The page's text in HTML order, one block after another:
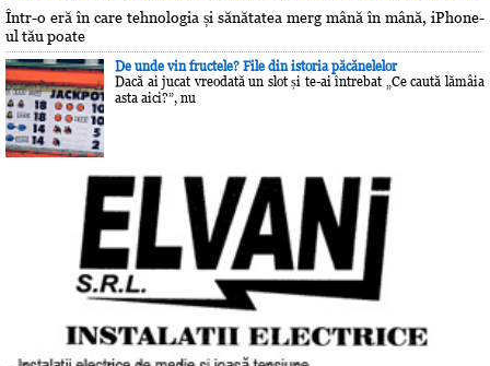
Într-o eră în care tehnologia și sănătatea merg mână în mână, iPhone-
ul tău poate
De unde vin fructele? File din istoria păcănelelor
Dacă ai jucat vreodată un slot și te-ai întrebat „Ce caută lămâia
asta aici?”, nu